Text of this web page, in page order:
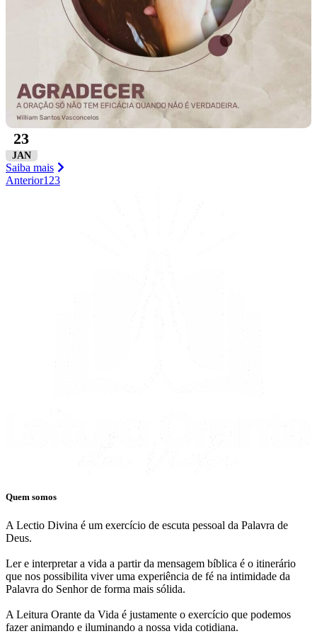
23
JAN
Saiba mais
Anterior1 23
Quem somos
A Lectio Divina é um exercício de escuta pessoal da Palavra de
Deus.
Ler e interpretar a vida a partir da mensagem bíblica é o itinerário
que nos possibilita viver uma experiência de fé na intimidade da
Palavra do Senhor de forma mais sólida.
A Leitura Orante da Vida é justamente o exercício que podemos
fazer animando e iluminando a nossa vida cotidiana.